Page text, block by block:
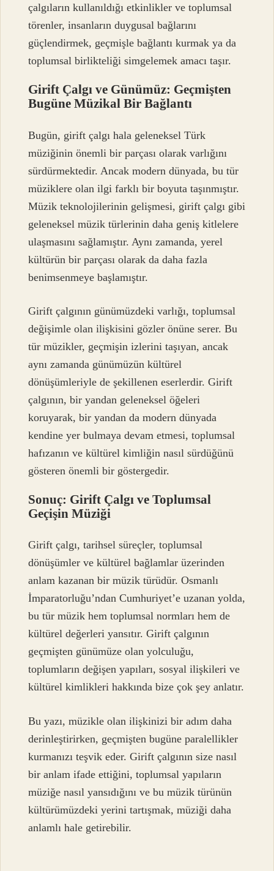
çalgıların kullanıldığı etkinlikler ve toplumsal
törenler, insanların duygusal bağlarını
güçlendirmek, geçmişle bağlantı kurmak ya da
toplumsal birlikteliği simgelemek amacı taşır.
Girift Çalgı ve Günümüz: Geçmişten
Bugüne Müzikal Bir Bağlantı
Bugün, girift çalgı hala geleneksel Türk
müziğinin önemli bir parçası olarak varlığını
sürdürmektedir. Ancak modern dünyada, bu tür
müziklere olan ilgi farklı bir boyuta taşınmıştır.
Müzik teknolojilerinin gelişmesi, girift çalgı gibi
geleneksel müzik türlerinin daha geniş kitlelere
ulaşmasını sağlamıştır. Aynı zamanda, yerel
kültürün bir parçası olarak da daha fazla
benimsenmeye başlamıştır.
Girift çalgının günümüzdeki varlığı, toplumsal
değişimle olan ilişkisini gözler önüne serer. Bu
tür müzikler, geçmişin izlerini taşıyan, ancak
aynı zamanda günümüzün kültürel
dönüşümleriyle de şekillenen eserlerdir. Girift
çalgının, bir yandan geleneksel öğeleri
koruyarak, bir yandan da modern dünyada
kendine yer bulmaya devam etmesi, toplumsal
hafızanın ve kültürel kimliğin nasıl sürdüğünü
gösteren önemli bir göstergedir.
Sonuç: Girift Çalgı ve Toplumsal
Geçişin Müziği
Girift çalgı, tarihsel süreçler, toplumsal
dönüşümler ve kültürel bağlamlar üzerinden
anlam kazanan bir müzik türüdür. Osmanlı
İmparatorluğu’ndan Cumhuriyet’e uzanan yolda,
bu tür müzik hem toplumsal normları hem de
kültürel değerleri yansıtır. Girift çalgının
geçmişten günümüze olan yolculuğu,
toplumların değişen yapıları, sosyal ilişkileri ve
kültürel kimlikleri hakkında bize çok şey anlatır.
Bu yazı, müzikle olan ilişkinizi bir adım daha
derinleştirirken, geçmişten bugüne paralellikler
kurmanızı teşvik eder. Girift çalgının size nasıl
bir anlam ifade ettiğini, toplumsal yapıların
müziğe nasıl yansıdığını ve bu müzik türünün
kültürümüzdeki yerini tartışmak, müziği daha
anlamlı hale getirebilir.